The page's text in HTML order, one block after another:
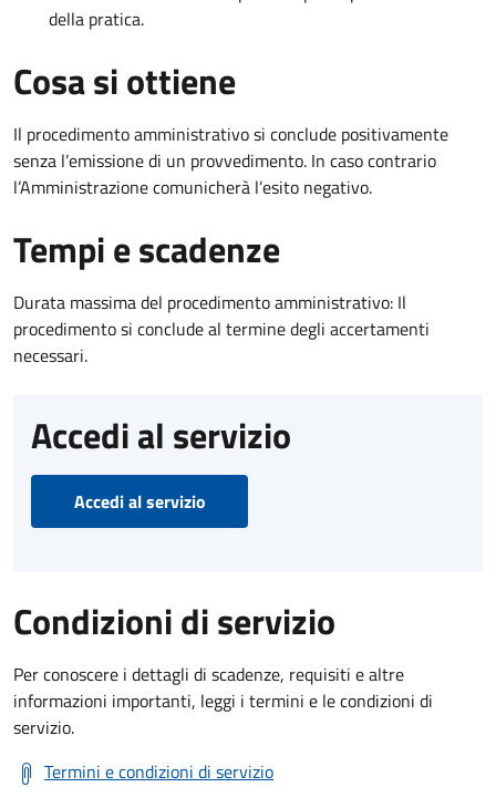
della pratica.
Cosa si ottiene
Il procedimento amministrativo si conclude positivamente
senza l’emissione di un provvedimento. In caso contrario
l’Amministrazione comunicherà l’esito negativo.
Tempi e scadenze
Durata massima del procedimento amministrativo: Il
procedimento si conclude al termine degli accertamenti
necessari.
Accedi al servizio
Accedi al servizio
Condizioni di servizio
Per conoscere i dettagli di scadenze, requisiti e altre
informazioni importanti, leggi i termini e le condizioni di
servizio.
Termini e condizioni di servizio